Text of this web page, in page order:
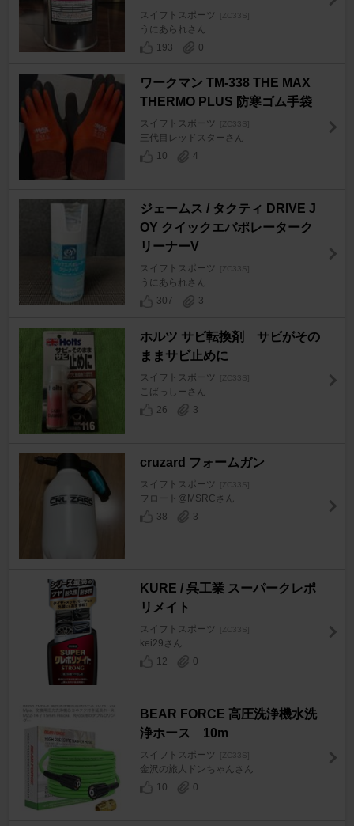
スイフトスポーツ [ZC33S]
うにあられさん
193
0
ワークマン TM-338 THE MAX
THERMO PLUS 防寒ゴム手袋
スイフトスポーツ [ZC33S]
三代目レッドスターさん
10
4
ジェームス / タクティ DRIVE J
OY クイックエバポレーターク
リーナーV
スイフトスポーツ [ZC33S]
うにあられさん
307
3
ホルツ サビ転換剤 サビがその
ままサビ止めに
スイフトスポーツ [ZC33S]
こばっしーさん
26
3
cruzard フォームガン
スイフトスポーツ [ZC33S]
フロート@MSRCさん
38
3
KURE / 呉工業 スーパークレポ
リメイト
スイフトスポーツ [ZC33S]
kei29さん
12
0
BEAR FORCE 高圧洗浄機水洗
浄ホース 10m
スイフトスポーツ [ZC33S]
金沢の旅人ドンちゃんさん
10
0